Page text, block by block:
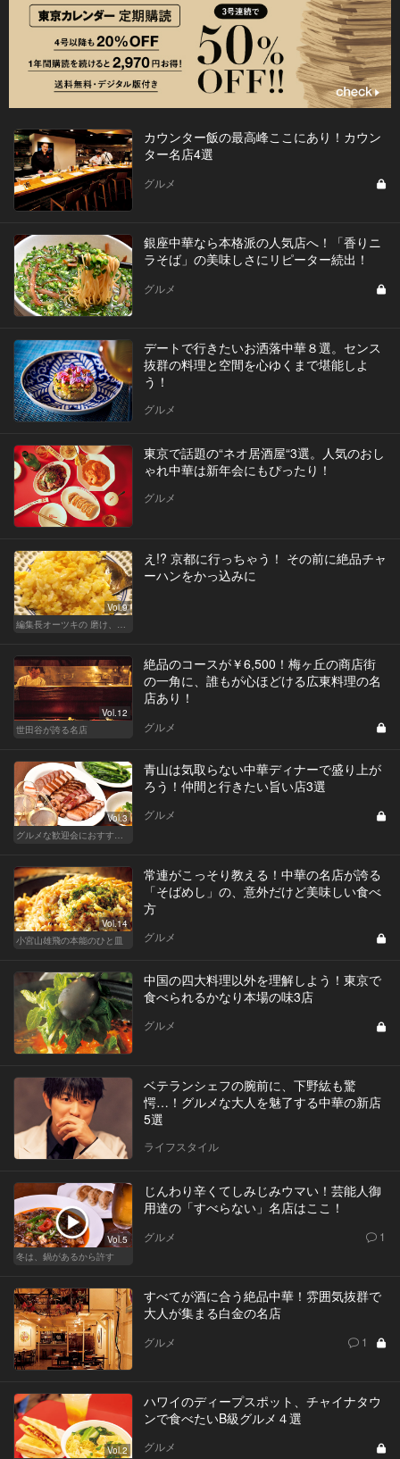
カウンター飯の最高峰ここにあり！カウン
ター名店4選
グルメ
銀座中華なら本格派の人気店へ！「香りニ
ラそば」の美味しさにリピーター続出！
グルメ
デートで行きたいお洒落中華８選。センス
抜群の料理と空間を心ゆくまで堪能しよ
う！
グルメ
東京で話題の“ネオ居酒屋“3選。人気のおし
ゃれ中華は新年会にもぴったり！
グルメ
Vol.9
編集長オーツキの 磨け、バカ舌！ 学べ、オトナの遊び
え!? 京都に行っちゃう！ その前に絶品チャ
ーハンをかっ込みに
Vol.12
世田谷が誇る名店
絶品のコースが￥6,500！梅ヶ丘の商店街
の一角に、誰もが心ほどける広東料理の名
店あり！
グルメ
Vol.3
グルメな歓迎会におすすめな東京の人気店
青山は気取らない中華ディナーで盛り上が
ろう！仲間と行きたい旨い店3選
グルメ
Vol.14
小宮山雄飛の本能のひと皿
常連がこっそり教える！中華の名店が誇る
「そばめし」の、意外だけど美味しい食べ
方
グルメ
中国の四大料理以外を理解しよう！東京で
食べられるかなり本場の味3店
グルメ
ベテランシェフの腕前に、下野紘も驚
愕…！グルメな大人を魅了する中華の新店
5選
ライフスタイル
Vol.5
冬は、鍋があるから許す
じんわり辛くてしみじみウマい！芸能人御
用達の「すべらない」名店はここ！
グルメ 1
すべてが酒に合う絶品中華！雰囲気抜群で
大人が集まる白金の名店
グルメ 1
Vol.2
ハワイのディープスポット、チャイナタウ
ンで食べたいB級グルメ４選
グルメ